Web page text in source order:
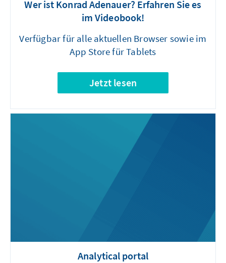
Wer ist Konrad Adenauer? Erfahren Sie es
im Videobook!
Verfügbar für alle aktuellen Browser sowie im
App Store für Tablets
Jetzt lesen
Analytical portal